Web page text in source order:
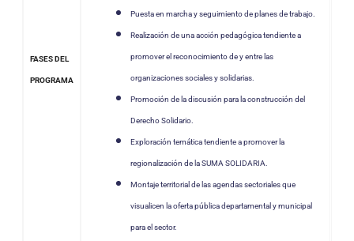
FASES DEL
PROGRAMA
Puesta en marcha y seguimiento de planes de trabajo.
Realización de una acción pedagógica tendiente a
promover el reconocimiento de y entre las
organizaciones sociales y solidarias.
Promoción de la discusión para la construcción del
Derecho Solidario.
Exploración temática tendiente a promover la
regionalización de la SUMA SOLIDARIA.
Montaje territorial de las agendas sectoriales que
visualicen la oferta pública departamental y municipal
para el sector.